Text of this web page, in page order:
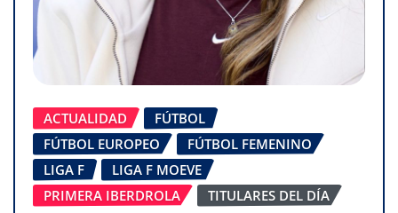
ACTUALIDAD
FÚTBOL
FÚTBOL EUROPEO
FÚTBOL FEMENINO
LIGA F
LIGA F MOEVE
PRIMERA IBERDROLA
TITULARES DEL DÍA